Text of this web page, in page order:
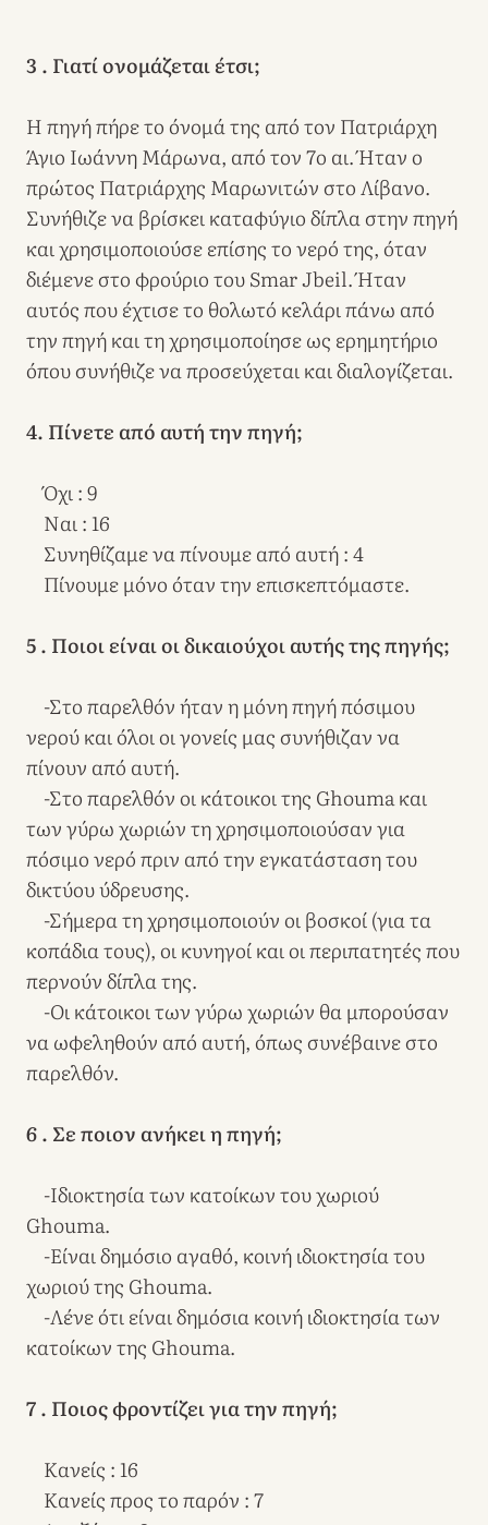
3 . Γιατί ονομάζεται έτσι;
Η πηγή πήρε το όνομά της από τον Πατριάρχη
Άγιο Ιωάννη Μάρωνα, από τον 7ο αι. Ήταν ο
πρώτος Πατριάρχης Μαρωνιτών στο Λίβανο.
Συνήθιζε να βρίσκει καταφύγιο δίπλα στην πηγή
και χρησιμοποιούσε επίσης το νερό της, όταν
διέμενε στο φρούριο του Smar Jbeil. Ήταν
αυτός που έχτισε το θολωτό κελάρι πάνω από
την πηγή και τη χρησιμοποίησε ως ερημητήριο
όπου συνήθιζε να προσεύχεται και διαλογίζεται.
4. Πίνετε από αυτή την πηγή;
Όχι : 9
Ναι : 16
Συνηθίζαμε να πίνουμε από αυτή : 4
Πίνουμε μόνο όταν την επισκεπτόμαστε.
5 . Ποιοι είναι οι δικαιούχοι αυτής της πηγής;
-Στο παρελθόν ήταν η μόνη πηγή πόσιμου
νερού και όλοι οι γονείς μας συνήθιζαν να
πίνουν από αυτή.
-Στο παρελθόν οι κάτοικοι της Ghouma και
των γύρω χωριών τη χρησιμοποιούσαν για
πόσιμο νερό πριν από την εγκατάσταση του
δικτύου ύδρευσης.
-Σήμερα τη χρησιμοποιούν οι βοσκοί (για τα
κοπάδια τους), οι κυνηγοί και οι περιπατητές που
περνούν δίπλα της.
-Οι κάτοικοι των γύρω χωριών θα μπορούσαν
να ωφεληθούν από αυτή, όπως συνέβαινε στο
παρελθόν.
6 . Σε ποιον ανήκει η πηγή;
-Ιδιοκτησία των κατοίκων του χωριού
Ghouma.
-Είναι δημόσιο αγαθό, κοινή ιδιοκτησία του
χωριού της Ghouma.
-Λένε ότι είναι δημόσια κοινή ιδιοκτησία των
κατοίκων της Ghouma.
7 . Ποιος φροντίζει για την πηγή;
Κανείς : 16
Κανείς προς το παρόν : 7